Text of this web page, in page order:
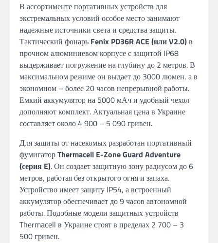
В ассортименте портативных устройств для
экстремальных условий особое место занимают
надежные источники света и средства защиты.
Тактический фонарь Fenix PD36R ACE (или V2.0)в
прочном алюминиевом корпусе с защитой IP68
выдерживает погружение на глубину до 2 метров. В
максимальном режиме он выдает до 3000 люмен, а в
экономном – более 20 часов непрерывной работы.
Емкий аккумулятор на 5000 мАч и удобный чехол
дополняют комплект. Актуальная цена в Украине
составляет около 4 900 – 5 090 гривен.
Для защиты от насекомых разработан портативный
фумигаторThermacell E-Zone Guard Adventure
(серия E). Он создает защитную зону радиусом до 6
метров, работая без открытого огня и запаха.
Устройство имеет защиту IP54, а встроенный
аккумулятор обеспечивает до 9 часов автономной
работы. Подобные модели защитных устройств
Thermacell в Украине стоят в пределах 2 700 – 3
500 гривен.